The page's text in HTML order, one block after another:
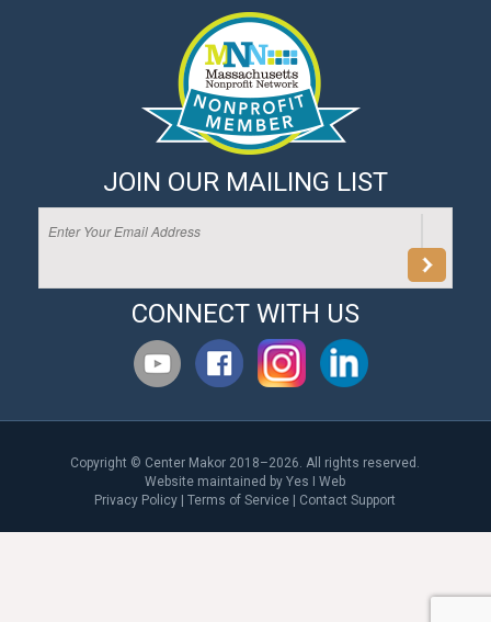
JOIN OUR MAILING LIST
CONNECT WITH US
Copyright © Center Makor 2018–2026. All rights reserved.
Website maintained byYes I Web
Privacy Policy |Terms of Service Contact Support